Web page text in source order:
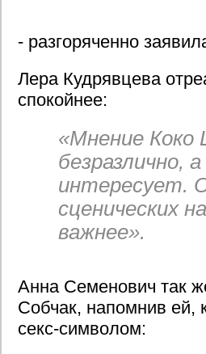
- разгоряченно
Лера Кудрявцева
спокойнее:
«Мнение
безразлично,
интересует.
сценических
важнее».
Анна Семенович так
Собчак, напомнив ей,
секс-символом: